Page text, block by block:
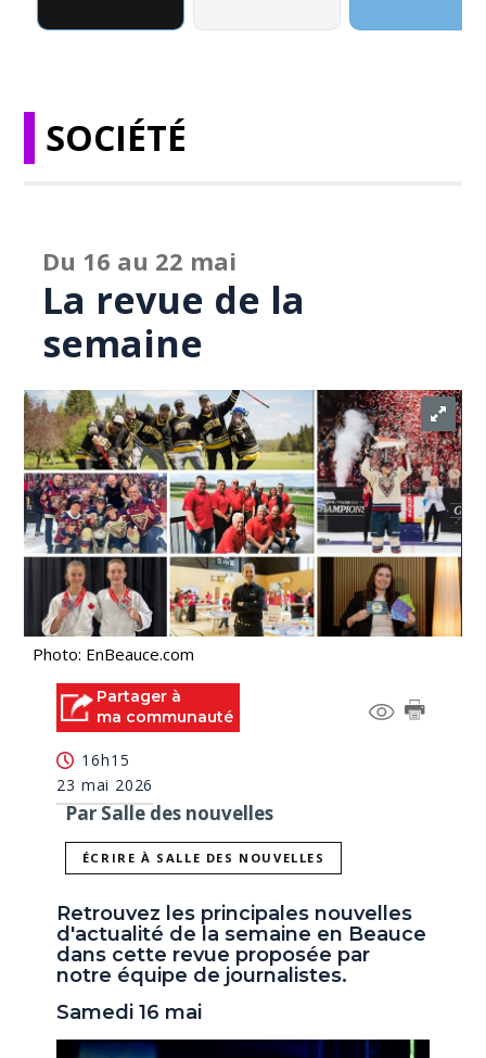
SOCIÉTÉ
Du 16 au 22 mai
La revue de la
semaine
Photo: EnBeauce.com
Partager à
ma communauté
16h15
23 mai 2026
Par Salle des nouvelles
ÉCRIRE À SALLE DES NOUVELLES
Retrouvez les principales nouvelles
d'actualité de la semaine en Beauce
dans cette revue proposée par
notre équipe de journalistes.
Samedi 16 mai